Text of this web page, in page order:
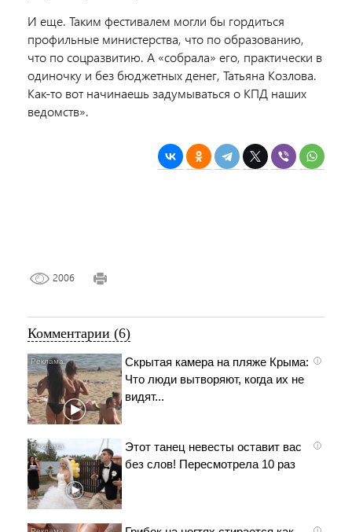
И еще. Таким фестивалем могли бы гордиться
профильные министерства, что по образованию,
что по соцразвитию. А «собрала» его, практически в
одиночку и без бюджетных денег, Татьяна Козлова.
Как-то вот начинаешь задумываться о КПД наших
ведомств».
2006
Комментарии (6)
i
Скрытая камера на пляже Крыма:
Что люди вытворяют, когда их не
видят...
i
Этот танец невесты оставит вас
без слов! Пересмотрела 10 раз
i